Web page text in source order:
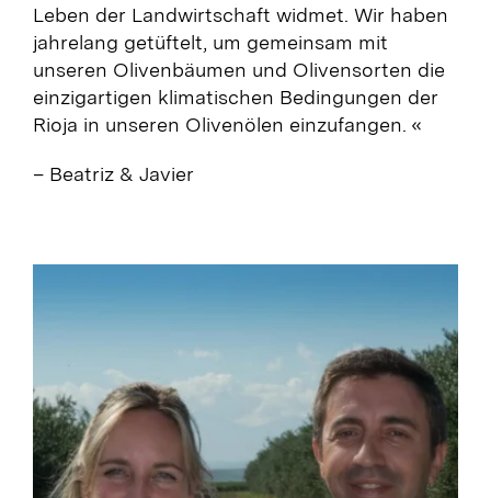
Leben der Landwirtschaft widmet. Wir haben
jahrelang getüftelt, um gemeinsam mit
unseren Olivenbäumen und Olivensorten die
einzigartigen klimatischen Bedingungen der
Rioja in unseren Olivenölen einzufangen. «
– Beatriz & Javier